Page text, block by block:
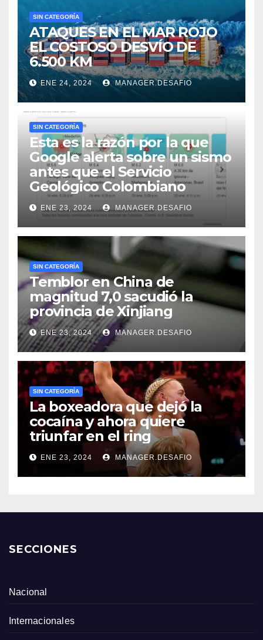
SIN CATEGORÍA
ATAQUES EN EL MAR ROJO
EL COSTOSO DESVÍO DE
6.500 KM
ENE 24, 2024 MANAGER.DESAFIO
SIN CATEGORÍA
Esta es la razón por la que
Google alerta sobre un sismo
antes que el Servicio
Geológico Colombiano
ENE 23, 2024 MANAGER.DESAFIO
SIN CATEGORÍA
Temblor en China de
magnitud 7,0 sacudió la
provincia de Xinjiang
ENE 23, 2024 MANAGER.DESAFIO
SIN CATEGORÍA
La boxeadora que dejó la
cocaína y ahora quiere
triunfar en el ring​
ENE 23, 2024 MANAGER.DESAFIO
SECCIONES
Nacional
Internacionales